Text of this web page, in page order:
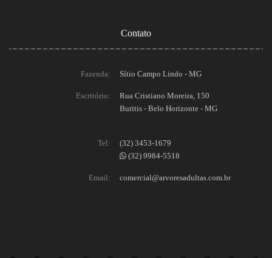
Contato
Fazenda: Sítio Campo Lindo - MG
Escritório:
Rua Cristiano Moreira, 150
Buritis - Belo Horizonte - MG
Tel:
(32) 3453-1679
(32) 9984-5518
Email: comercial@arvoresadultas.com.br